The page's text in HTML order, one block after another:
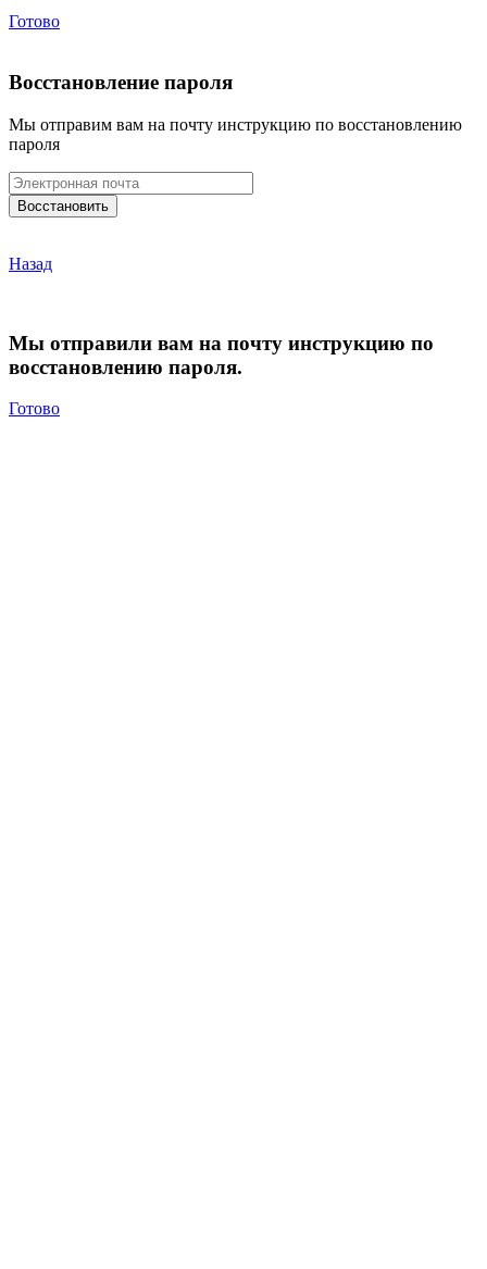
Готово
Восстановление пароля
Мы отправим вам на почту инструкцию по восстановлению
пароля
Назад
Мы отправили вам на почту инструкцию по
восстановлению пароля.
Готово